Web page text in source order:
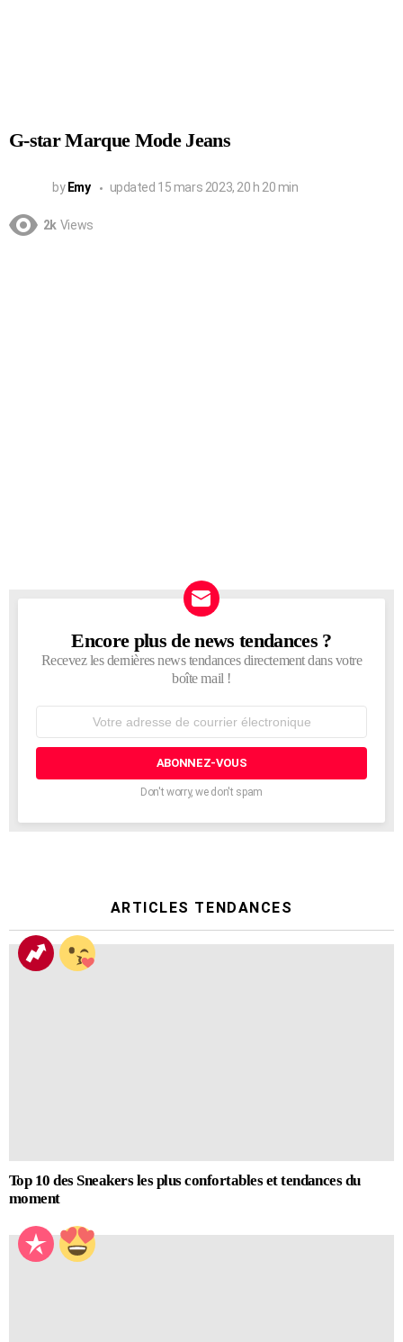
G-star Marque Mode Jeans
by Emy updated 15 mars 2023, 20 h 20 min
2k Views
NEWSLETTER
Encore plus de news tendances ?
Recevez les dernières news tendances directement dans votre
boîte mail !
courrier
Don't worry, we don't spam
ARTICLES TENDANCES
Top 10 des Sneakers les plus confortables et tendances du
moment